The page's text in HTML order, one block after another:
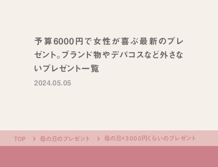
予算6000円で女性が喜ぶ最新のプレ
ゼント。ブランド物やデパコスなど外さな
いプレゼント一覧
2024.05.05
TOP 母の日のプレゼント 母の日×3000円くらいのプレゼント